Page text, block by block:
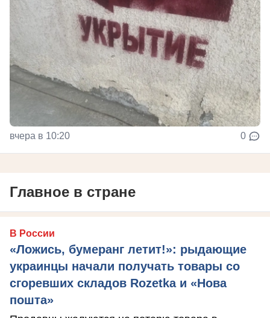
вчера в 10:20 0
Главное в стране
В России
«Ложись, бумеранг летит!»: рыдающие
украинцы начали получать товары со
сгоревших складов Rozetka и «Нова
пошта»